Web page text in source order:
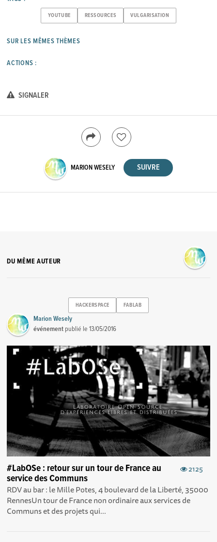
YOUTUBE RESSOURCES VULGARISATION
SUR LES MÊMES THÈMES
ACTIONS :
SIGNALER
MARION WESELY
DU MÊME AUTEUR
HACKERSPACE FABLAB
Marion Wesely
événement publié le13/05/2016
2125
#LabOSe : retour sur un tour de France au
service des Communs
RDV au bar : le Mille Potes, 4 boulevard de la Liberté, 35000
RennesUn tour de France non ordinaire aux services de
Communs et des projets qui...